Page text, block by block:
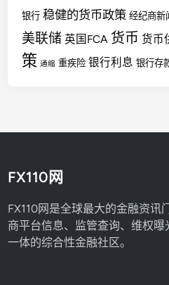
银行 稳健的货币政策 经纪商新
美联储 英国FCA 货币 货币
策 通缩 重疾险 银行利息 银行存
FX110网
FX110网是全球最大的金融资讯
商平台信息、监管查询、维权
一体的综合性金融社区。